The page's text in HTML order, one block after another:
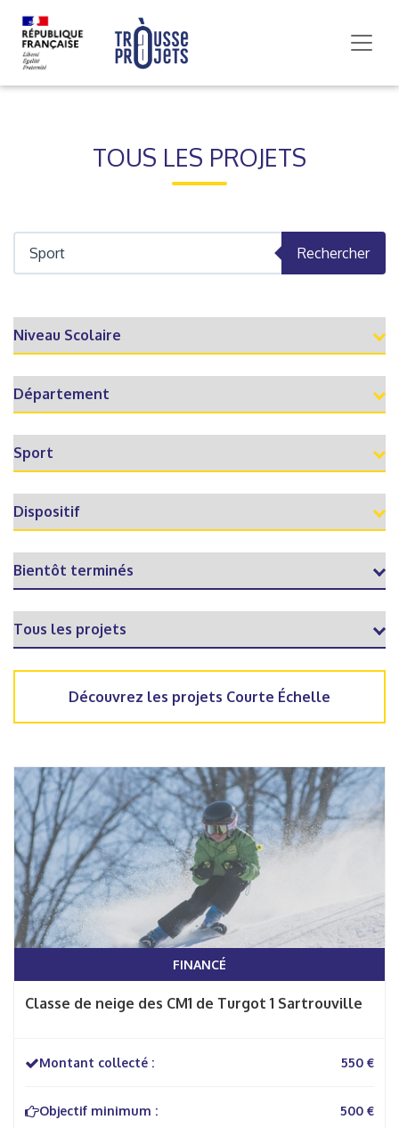
TOUS LES PROJETS
Rechercher
Découvrez les projets Courte Échelle
FINANCÉ
Classe de neige des CM1 de Turgot 1 Sartrouville
Montant collecté : 550 €
Objectif minimum :
500 €